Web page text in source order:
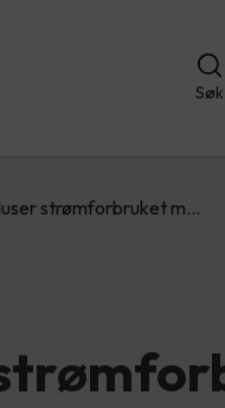
Søk
strømforbruket m…